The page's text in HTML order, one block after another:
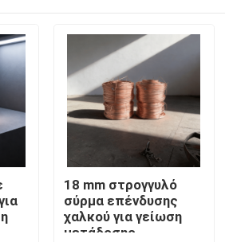
18 mm στρογγυλό
σύρμα επένδυσης
χαλκού για γείωση
μετάδοσης